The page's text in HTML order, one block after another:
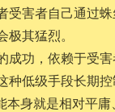
受害者自己通过
其猛烈。
成功，依赖于受
种低级手段长期
本身就是相对平